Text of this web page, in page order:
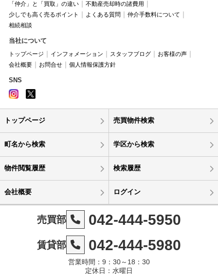
「仲介」と「買取」の違い
不動産売却時の諸費用
少しでも高く売るポイント
よくある質問
仲介手数料について
相続相談
当社について
トップページ インフォメーション スタッフブログ
お客様の声
会社概要
お問合せ 個人情報保護方針
SNS
トップページ 売買物件検索
町名から検索 学区から検索
物件閲覧履歴 検索履歴
会社概要 ログイン
売買部 042-444-5950
賃貸部 042-444-5980
営業時間：9：30～18：30
定休日：水曜日